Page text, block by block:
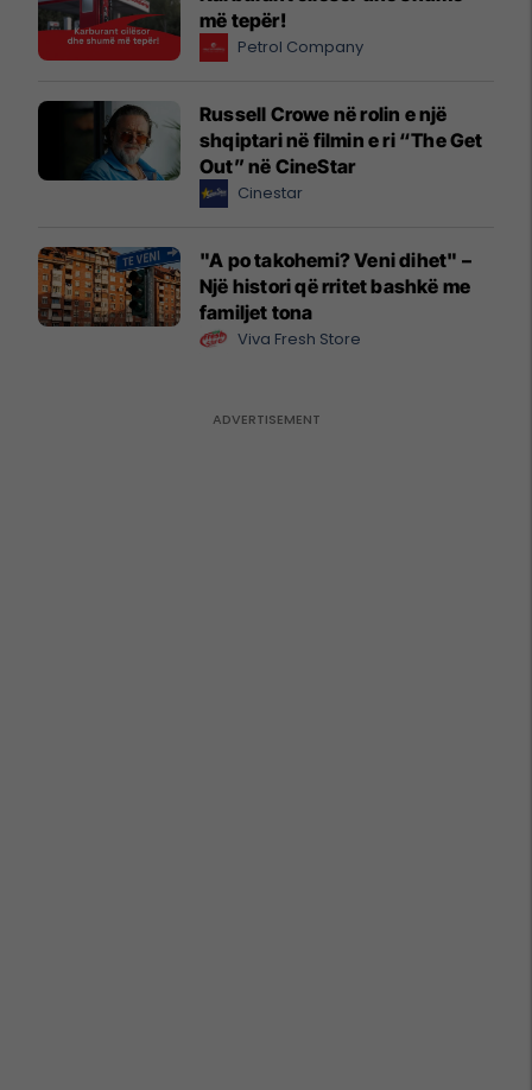
më tepër!
Petrol Company
Russell Crowe në rolin e një
shqiptari në filmin e ri “The Get
Out” në CineStar
Cinestar
"A po takohemi? Veni dihet" –
Një histori që rritet bashkë me
familjet tona
Viva Fresh Store